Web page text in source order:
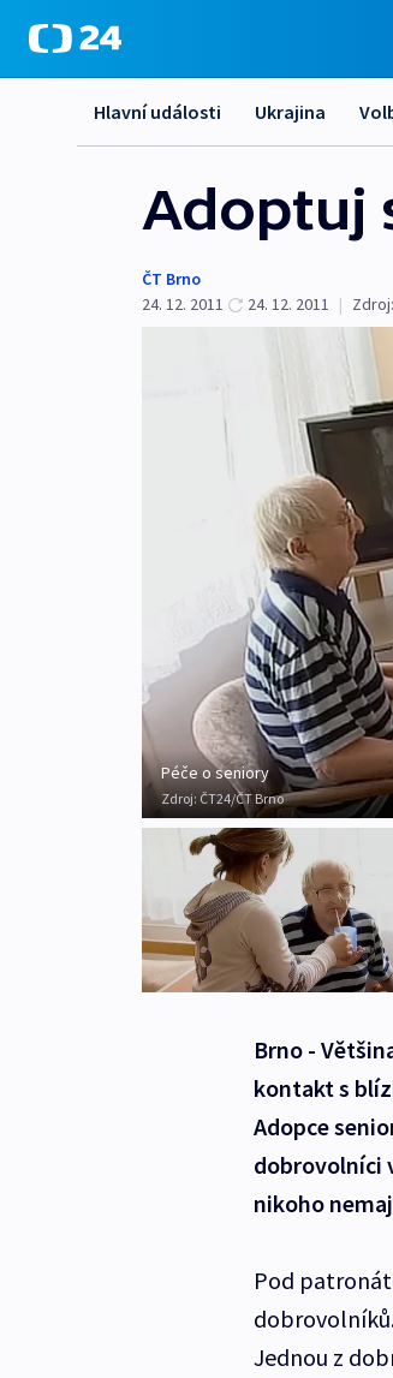
Hlavní události Ukrajina
Adoptuj
ČT Brno
24. 12. 2011
24. 12. 2011 | Zdroj:
Péče o seniory
Zdroj: ČT24/ČT Brno
Brno -
kontakt s
Adopce
dobrovolníci
nikoho
Pod
Jednou z